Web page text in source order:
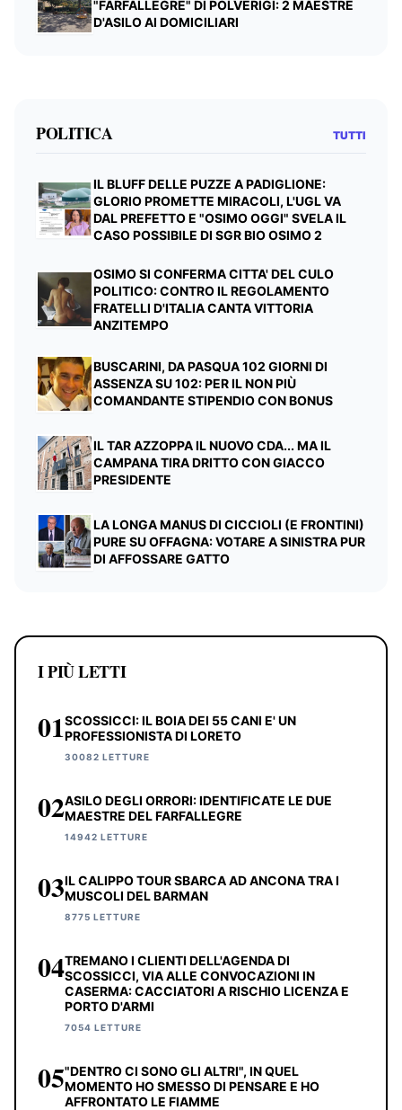
"FARFALLEGRE" DI POLVERIGI: 2 MAESTRE
D'ASILO AI DOMICILIARI
POLITICA TUTTI
IL BLUFF DELLE PUZZE A PADIGLIONE:
GLORIO PROMETTE MIRACOLI, L'UGL VA
DAL PREFETTO E "OSIMO OGGI" SVELA IL
CASO POSSIBILE DI SGR BIO OSIMO 2
OSIMO SI CONFERMA CITTA' DEL CULO
POLITICO: CONTRO IL REGOLAMENTO
FRATELLI D'ITALIA CANTA VITTORIA
ANZITEMPO
BUSCARINI, DA PASQUA 102 GIORNI DI
ASSENZA SU 102: PER IL NON PIÙ
COMANDANTE STIPENDIO CON BONUS
IL TAR AZZOPPA IL NUOVO CDA... MA IL
CAMPANA TIRA DRITTO CON GIACCO
PRESIDENTE
LA LONGA MANUS DI CICCIOLI (E FRONTINI)
PURE SU OFFAGNA: VOTARE A SINISTRA PUR
DI AFFOSSARE GATTO
I PIÙ LETTI
01SCOSSICCI: IL BOIA DEI 55 CANI E' UN
PROFESSIONISTA DI LORETO
30082 LETTURE
02ASILO DEGLI ORRORI: IDENTIFICATE LE DUE
MAESTRE DEL FARFALLEGRE
14942 LETTURE
03IL CALIPPO TOUR SBARCA AD ANCONA TRA I
MUSCOLI DEL BARMAN
8775 LETTURE
04TREMANO I CLIENTI DELL'AGENDA DI
SCOSSICCI, VIA ALLE CONVOCAZIONI IN
CASERMA: CACCIATORI A RISCHIO LICENZA E
PORTO D'ARMI
7054 LETTURE
05"DENTRO CI SONO GLI ALTRI", IN QUEL
MOMENTO HO SMESSO DI PENSARE E HO
AFFRONTATO LE FIAMME